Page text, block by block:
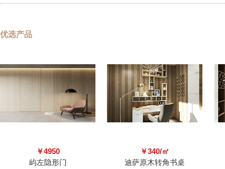
优选产品
￥4950
屿左隐形门
￥340/㎡
迪萨原木转角书桌